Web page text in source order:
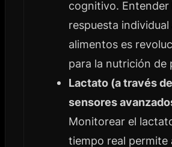
cognitivo. Entender
respuesta individual
alimentos es
para la nutrición de
Lactato (a través
sensores
Monitorear el
tiempo real permite